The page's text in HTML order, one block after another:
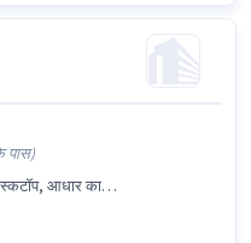
पास)
MS Excel, कोल्ड कॉलिंग